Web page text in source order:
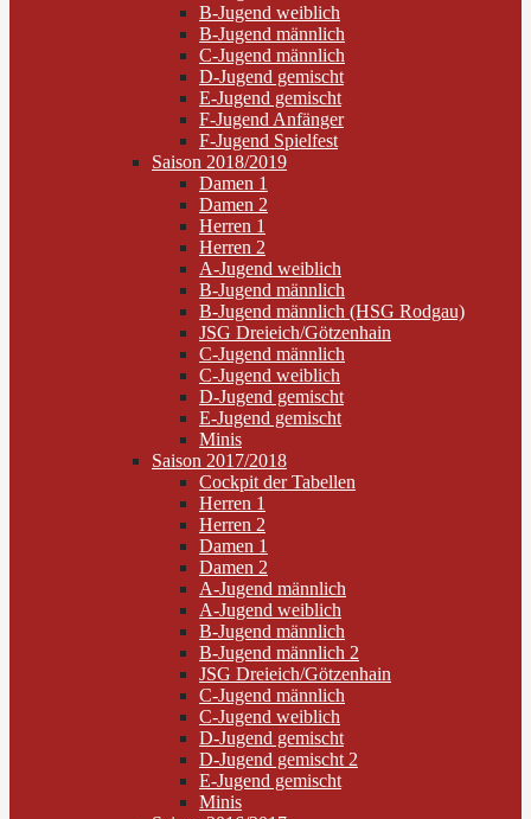
B-Jugend weiblich
B-Jugend männlich
C-Jugend männlich
D-Jugend gemischt
E-Jugend gemischt
F-Jugend Anfänger
F-Jugend Spielfest
Saison 2018/2019
Damen 1
Damen 2
Herren 1
Herren 2
A-Jugend weiblich
B-Jugend männlich
B-Jugend männlich (HSG Rodgau)
JSG Dreieich/Götzenhain
C-Jugend männlich
C-Jugend weiblich
D-Jugend gemischt
E-Jugend gemischt
Minis
Saison 2017/2018
Cockpit der Tabellen
Herren 1
Herren 2
Damen 1
Damen 2
A-Jugend männlich
A-Jugend weiblich
B-Jugend männlich
B-Jugend männlich 2
JSG Dreieich/Götzenhain
C-Jugend männlich
C-Jugend weiblich
D-Jugend gemischt
D-Jugend gemischt 2
E-Jugend gemischt
Minis